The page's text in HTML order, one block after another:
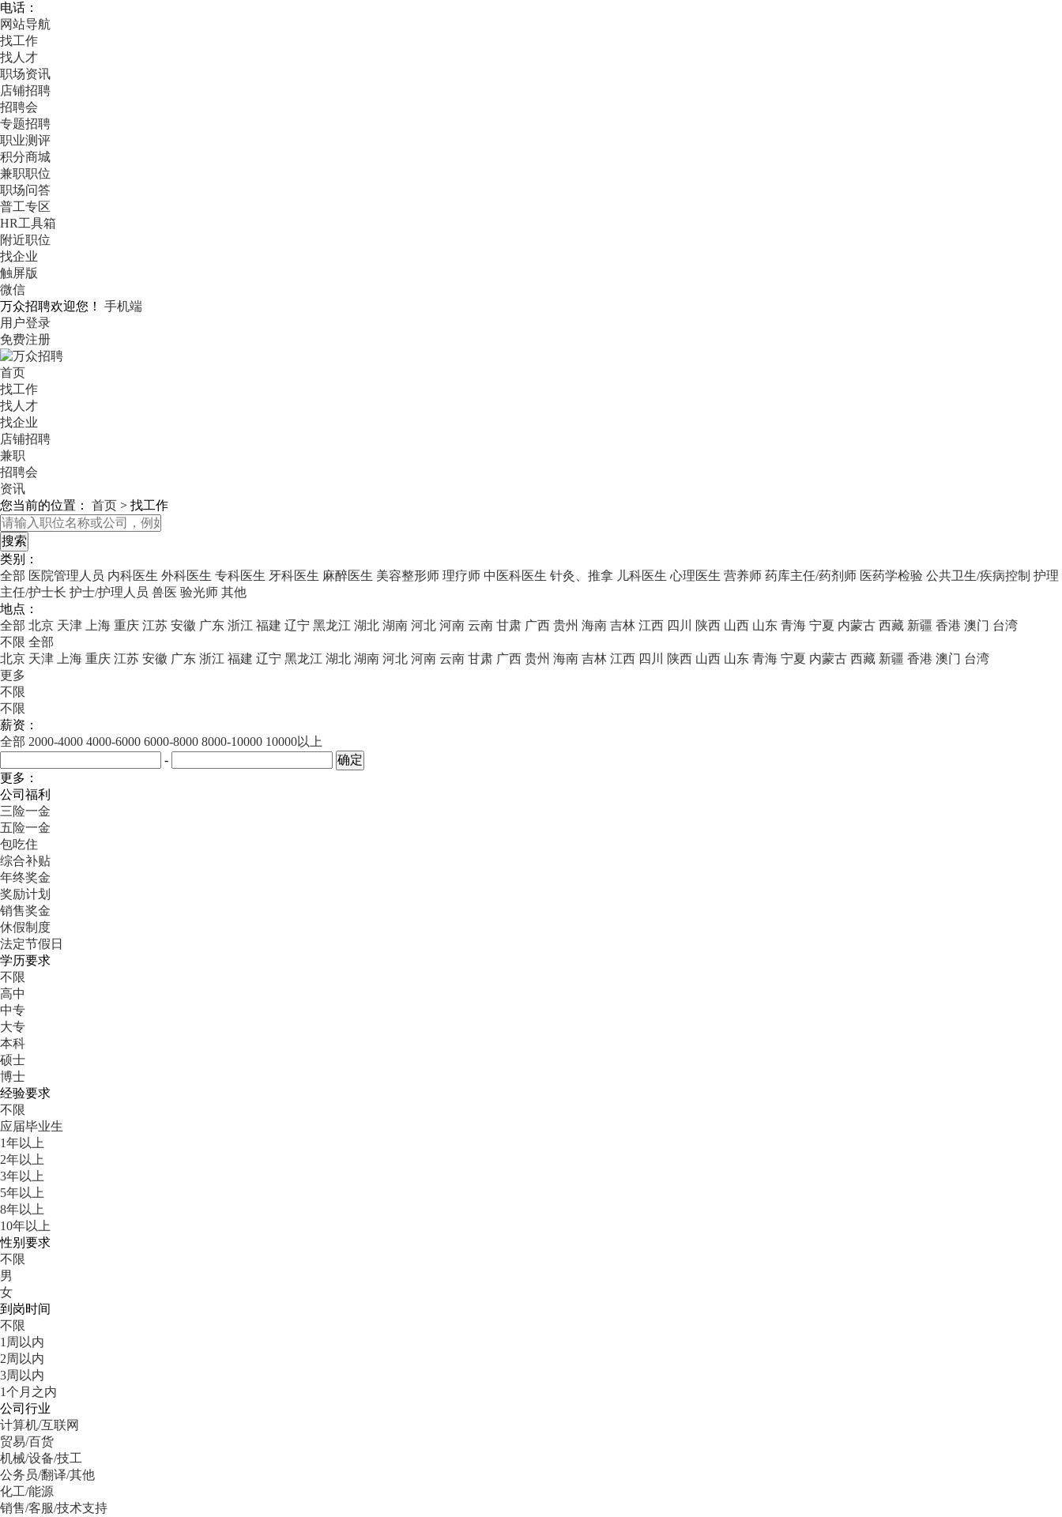
电话：
网站导航
找工作
找人才
职场资讯
店铺招聘
招聘会
专题招聘
职业测评
积分商城
兼职职位
职场问答
普工专区
HR工具箱
附近职位
找企业
触屏版
微信
万众招聘欢迎您！
手机端
用户登录
免费注册
首页
找工作
找人才
找企业
店铺招聘
兼职
招聘会
资讯
您当前的位置： 首页 > 找工作
类别：
全部 医院管理人员 内科医生 外科医生 专科医生 牙科医生 麻醉医生 美容整形师 理疗师 中医科医生 针灸、推拿 儿科医生 心理医生 营养师 药库主任/药剂师 医药学检验 公共卫生/疾病控制 护理
主任/护士长 护士/护理人员 兽医 验光师 其他
地点：
全部 北京 天津 上海 重庆 江苏 安徽 广东 浙江 福建 辽宁 黑龙江 湖北 湖南 河北 河南 云南 甘肃 广西 贵州 海南 吉林 江西 四川 陕西 山西 山东 青海 宁夏 内蒙古 西藏 新疆 香港 澳门 台湾
不限 全部
北京 天津 上海 重庆 江苏 安徽 广东 浙江 福建 辽宁 黑龙江 湖北 湖南 河北 河南 云南 甘肃 广西 贵州 海南 吉林 江西 四川 陕西 山西 山东 青海 宁夏 内蒙古 西藏 新疆 香港 澳门 台湾
更多
不限
不限
薪资：
全部 2000-4000 4000-6000 6000-8000 8000-10000 10000以上
-
更多：
公司福利
三险一金
五险一金
包吃住
综合补贴
年终奖金
奖励计划
销售奖金
休假制度
法定节假日
学历要求
不限
高中
中专
大专
本科
硕士
博士
经验要求
不限
应届毕业生
1年以上
2年以上
3年以上
5年以上
8年以上
10年以上
性别要求
不限
男
女
到岗时间
不限
1周以内
2周以内
3周以内
1个月之内
公司行业
计算机/互联网
贸易/百货
机械/设备/技工
公务员/翻译/其他
化工/能源
销售/客服/技术支持